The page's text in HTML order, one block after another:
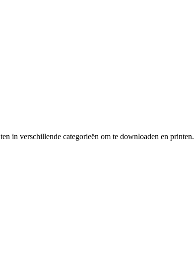
in verschillende categorieën om te downloaden en printen.